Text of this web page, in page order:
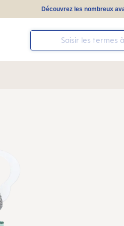
Découvrez les nombreux